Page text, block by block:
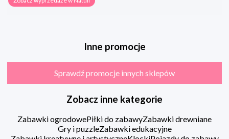
Inne promocje
Sprawdź promocje innych sklepów
Zobacz inne kategorie
Zabawki ogrodowePiłki do zabawyZabawki drewniane
Gry i puzzleZabawki edukacyjne